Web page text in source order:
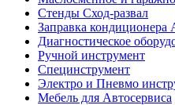
Стенды Сход-развал
Заправка кондиционера
Диагностическое
Ручной инструмент
Специнструмент
Электро и Пневмо
Мебель для Автосервиса